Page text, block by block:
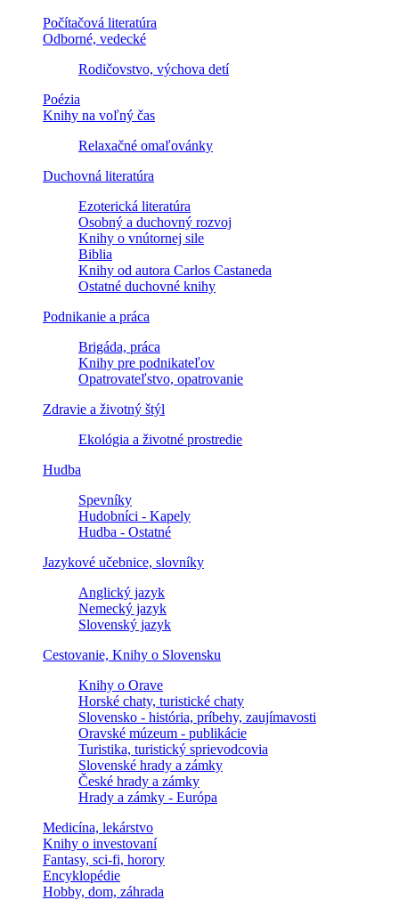
Počítačová literatúra
Odborné, vedecké
Rodičovstvo, výchova detí
Poézia
Knihy na voľný čas
Relaxačné omaľovánky
Duchovná literatúra
Ezoterická literatúra
Osobný a duchovný rozvoj
Knihy o vnútornej sile
Biblia
Knihy od autora Carlos Castaneda
Ostatné duchovné knihy
Podnikanie a práca
Brigáda, práca
Knihy pre podnikateľov
Opatrovateľstvo, opatrovanie
Zdravie a životný štýl
Ekológia a životné prostredie
Hudba
Spevníky
Hudobníci - Kapely
Hudba - Ostatné
Jazykové učebnice, slovníky
Anglický jazyk
Nemecký jazyk
Slovenský jazyk
Cestovanie, Knihy o Slovensku
Knihy o Orave
Horské chaty, turistické chaty
Slovensko - história, príbehy, zaujímavosti
Oravské múzeum - publikácie
Turistika, turistický sprievodcovia
Slovenské hrady a zámky
České hrady a zámky
Hrady a zámky - Európa
Medicína, lekárstvo
Knihy o investovaní
Fantasy, sci-fi, horory
Encyklopédie
Hobby, dom, záhrada